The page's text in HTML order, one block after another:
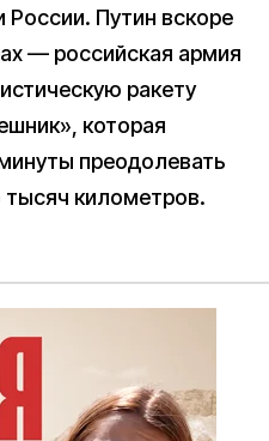
России. Путин вскоре
— российская армия
ракету
которая
преодолевать
тысяч километров.